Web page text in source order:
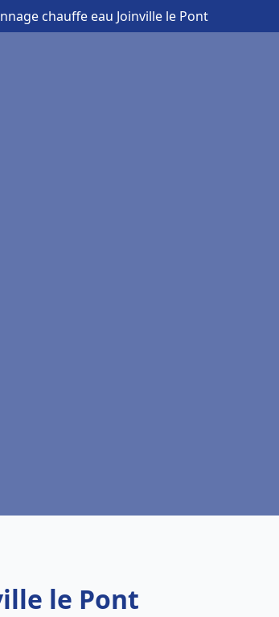
chauffe eau Joinville le Pont
le Pont